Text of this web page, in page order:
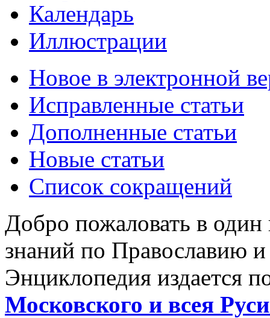
Календарь
Иллюстрации
Новое в электронной
Исправленные статьи
Дополненные статьи
Новые статьи
Список сокращений
Добро пожаловать в
знаний по Православию
Энциклопедия издается
Московского и всея